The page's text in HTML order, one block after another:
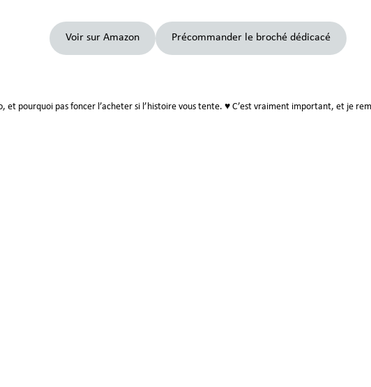
Voir sur Amazon Précommander le broché dédicacé
et pourquoi pas foncer l’acheter si l’histoire vous tente. ♥ C’est vraiment important, et je